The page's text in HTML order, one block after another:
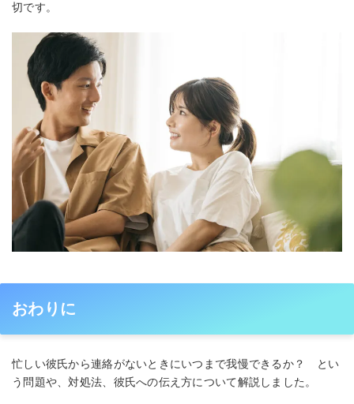
切です。
おわりに
忙しい彼氏から連絡がないときにいつまで我慢できるか？ とい
う問題や、対処法、彼氏への伝え方について解説しました。